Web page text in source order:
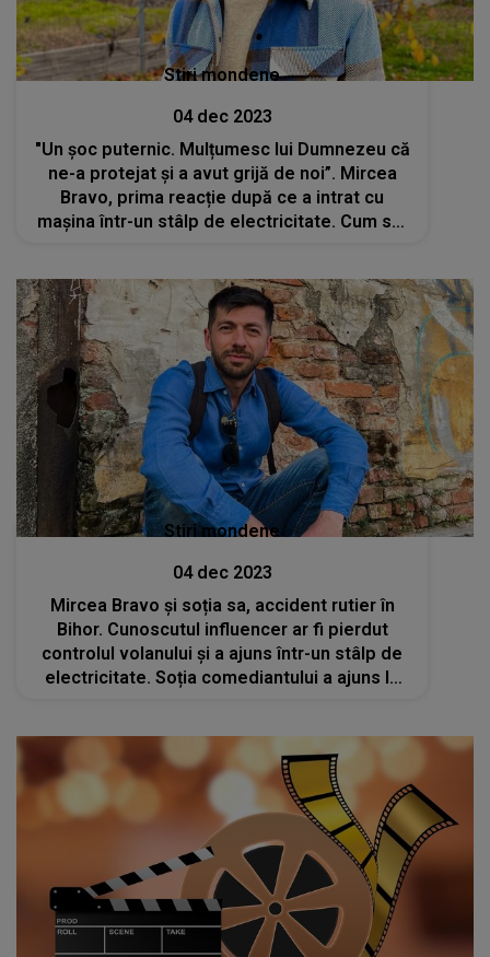
Stiri mondene
04 dec 2023
"Un șoc puternic. Mulțumesc lui Dumnezeu că
ne-a protejat și a avut grijă de noi”. Mircea
Bravo, prima reacție după ce a intrat cu
mașina într-un stâlp de electricitate. Cum s-a
Stiri mondene
04 dec 2023
Mircea Bravo și soția sa, accident rutier în
Bihor. Cunoscutul influencer ar fi pierdut
controlul volanului și a ajuns într-un stâlp de
electricitate. Soția comediantului a ajuns la